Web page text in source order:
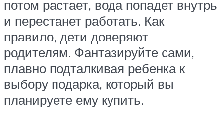
потом растает, вода попадет внутрь
и перестанет работать. Как
правило, дети доверяют
родителям. Фантазируйте сами,
плавно подталкивая ребенка к
выбору подарка, который вы
планируете ему купить.